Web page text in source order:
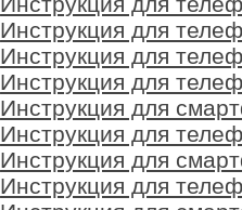
Инструкция для
Инструкция для
Инструкция для
Инструкция для
Инструкция для
Инструкция для
Инструкция для